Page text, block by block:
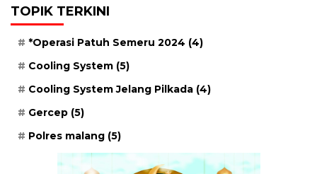
TOPIK TERKINI
*Operasi Patuh Semeru 2024 (4)
Cooling System (5)
Cooling System Jelang Pilkada (4)
Gercep (5)
Polres malang (5)